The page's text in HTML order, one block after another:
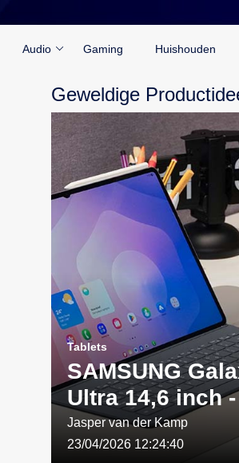
Audio Gaming Huishouden
Geweldige
Tablets
SAMSUNG
Ultra 14,6 inch
WIFI - Grijs:
combinatie van
Jasper van der Kamp
23/04/2026 12:24:40